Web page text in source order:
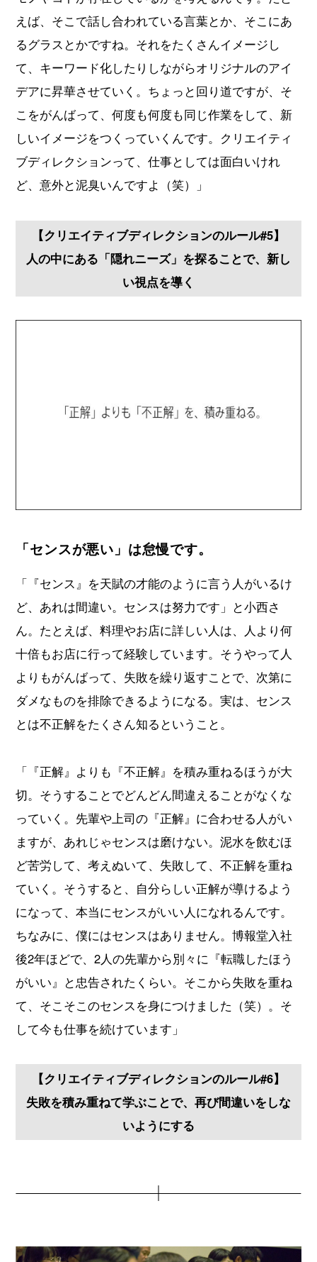
えば、そこで話し合われている言葉とか、そこにあ
るグラスとかですね。それをたくさんイメージし
て、キーワード化したりしながらオリジナルのアイ
デアに昇華させていく。ちょっと回り道ですが、そ
こをがんばって、何度も何度も同じ作業をして、新
しいイメージをつくっていくんです。クリエイティ
ブディレクションって、仕事としては面白いけれ
ど、意外と泥臭いんですよ（笑）」
【クリエイティブディレクションのルール#5】
人の中にある「隠れニーズ」を探ることで、新し
い視点を導く
「センスが悪い」は怠慢です。
「『センス』を天賦の才能のように言う人がいるけ
ど、あれは間違い。センスは努力です」と小西さ
ん。たとえば、料理やお店に詳しい人は、人より何
十倍もお店に行って経験しています。そうやって人
よりもがんばって、失敗を繰り返すことで、次第に
ダメなものを排除できるようになる。実は、センス
とは不正解をたくさん知るということ。
「『正解』よりも『不正解』を積み重ねるほうが大
切。そうすることでどんどん間違えることがなくな
っていく。先輩や上司の『正解』に合わせる人がい
ますが、あれじゃセンスは磨けない。泥水を飲むほ
ど苦労して、考えぬいて、失敗して、不正解を重ね
ていく。そうすると、自分らしい正解が導けるよう
になって、本当にセンスがいい人になれるんです。
ちなみに、僕にはセンスはありません。博報堂入社
後2年ほどで、2人の先輩から別々に『転職したほう
がいい』と忠告されたくらい。そこから失敗を重ね
て、そこそこのセンスを身につけました（笑）。そ
して今も仕事を続けています」
【クリエイティブディレクションのルール#6】
失敗を積み重ねて学ぶことで、再び間違いをしな
いようにする